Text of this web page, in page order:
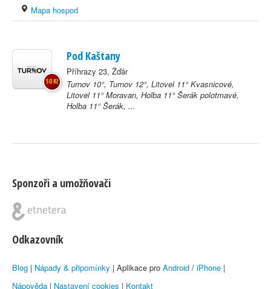
Mapa hospod
Pod Kaštany
Příhrazy 23, Žďár
Turnov 10°, Turnov 12°, Litovel 11° Kvasnicové,
Litovel 11° Moravan, Holba 11° Šerák polotmavé,
Holba 11° Šerák, ...
50 Kč
Sponzoři a umožňovači
Odkazovník
Blog | Nápady & připomínky | Aplikace pro Android / iPhone |
Nápověda | Nastavení cookies | Kontakt